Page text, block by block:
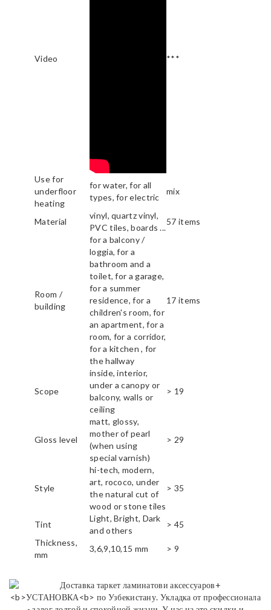
Video ***
Use for
underfloor
heating
for water, for all
types, for electric
mix
Material
vinyl, quartz vinyl,
PVC tiles, boards ...
57 items
Room /
building
for a balcony /
loggia, for a
bathroom and a
toilet, for a garage,
for a summer
residence, for a
children's room, for
an apartment, for a
room, for a corridor,
for a kitchen , for
the hallway
17 items
Scope
inside, interior,
under a canopy or
balcony, walls or
ceiling
> 19
Gloss level
matt, glossy,
mother of pearl
(when using
special varnish)
> 29
Style
hi-tech, modern,
art, rococo, under
the natural cut of
wood or stone tiles
> 35
Tint
Light, Bright, Dark
and others
> 45
Thickness,
mm
3,6,9,10,15 mm > 9